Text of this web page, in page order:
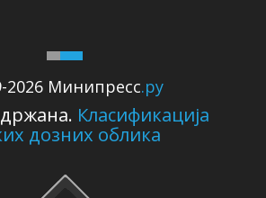
2026 Минипресс.ру
Класификација
дозних облика